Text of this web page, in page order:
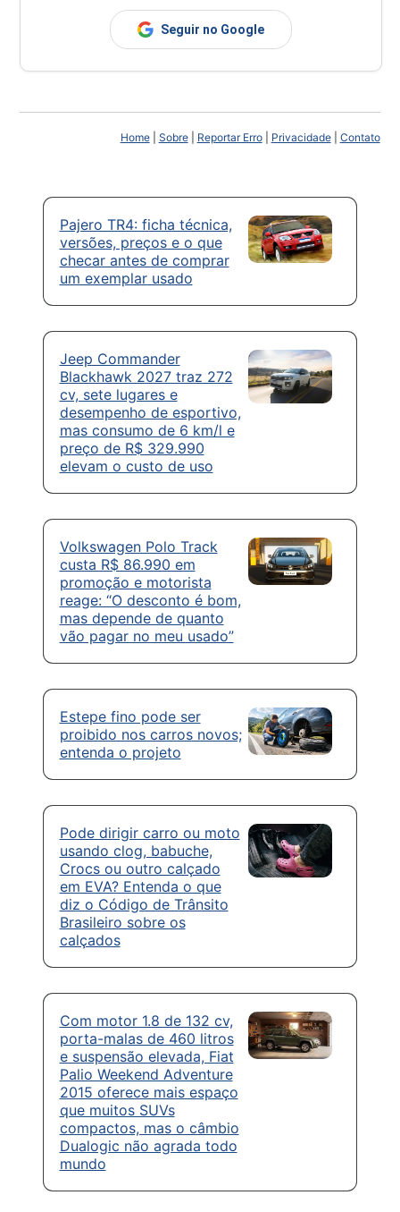
Seguir no Google
Home| Sobre| Reportar Erro| Privacidade| Contato
Pajero TR4: ficha técnica,
versões, preços e o que
checar antes de comprar
um exemplar usado
Jeep Commander
Blackhawk 2027 traz 272
cv, sete lugares e
desempenho de esportivo,
mas consumo de 6 km/l e
preço de R$ 329.990
elevam o custo de uso
Volkswagen Polo Track
custa R$ 86.990 em
promoção e motorista
reage: “O desconto é bom,
mas depende de quanto
vão pagar no meu usado”
Estepe fino pode ser
proibido nos carros novos;
entenda o projeto
Pode dirigir carro ou moto
usando clog, babuche,
Crocs ou outro calçado
em EVA? Entenda o que
diz o Código de Trânsito
Brasileiro sobre os
calçados
Com motor 1.8 de 132 cv,
porta-malas de 460 litros
e suspensão elevada, Fiat
Palio Weekend Adventure
2015 oferece mais espaço
que muitos SUVs
compactos, mas o câmbio
Dualogic não agrada todo
mundo